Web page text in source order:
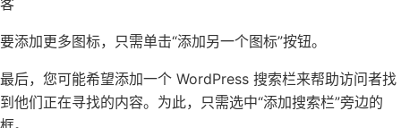
要添加更多图标，只需单击“添加另一个图标”按钮。
最后，您可能希望添加一个 WordPress 搜索栏来帮助访问者找
到他们正在寻找的内容。为此，只需选中“添加搜索栏”旁边的